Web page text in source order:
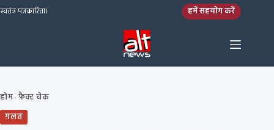
Skip to content
स्वतंत्र पत्रकारिता। हमें सहयोग करें
होम› फ़ैक्ट चेक
ग़लत